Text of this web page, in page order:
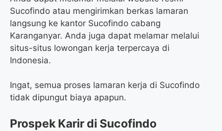
Sucofindo atau mengirimkan berkas lamaran
langsung ke kantor Sucofindo cabang
Karanganyar. Anda juga dapat melamar melalui
situs-situs lowongan kerja terpercaya di
Indonesia.
Ingat, semua proses lamaran kerja di Sucofindo
tidak dipungut biaya apapun.
Prospek Karir di Sucofindo